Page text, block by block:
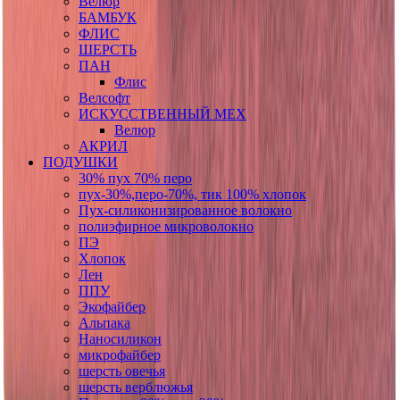
БАМБУК
ФЛИС
ШЕРСТЬ
ПАН
Флис
Велсофт
ИСКУССТВЕННЫЙ МЕХ
Велюр
АКРИЛ
ПОДУШКИ
30% пух 70% перо
пух-30%,перо-70%, тик 100% хлопок
Пух-силиконизированное волокно
полиэфирное микроволокно
ПЭ
Хлопок
Лен
ППУ
Экофайбер
Альпака
Наносиликон
микрофайбер
шерсть овечья
шерсть верблюжья